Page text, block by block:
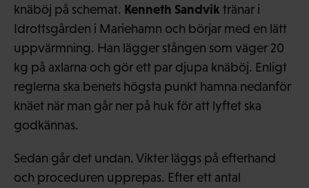
knäböj på schemat. Kenneth Sandvik tränar i
Idrottsgården i Mariehamn och börjar med en lätt
uppvärmning. Han lägger stången som väger 20
kg på axlarna och gör ett par djupa knäböj. Enligt
reglerna ska benets högsta punkt hamna nedanför
knäet när man går ner på huk för att lyftet ska
godkännas.
Sedan går det undan. Vikter läggs på efterhand
och proceduren upprepas. Efter ett antal